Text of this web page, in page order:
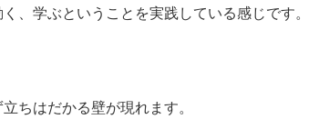
、学ぶということを実践している感じです。
ちはだかる壁が現れます。